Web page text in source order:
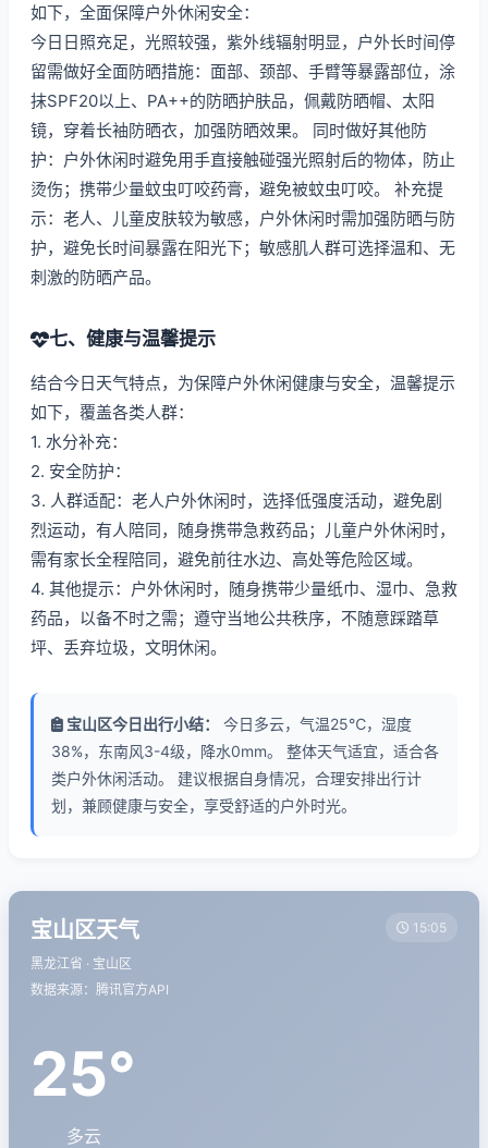
如下，全面保障户外休闲安全：
今日日照充足，光照较强，紫外线辐射明显，户外长时间停
留需做好全面防晒措施：面部、颈部、手臂等暴露部位，涂
抹SPF20以上、PA++的防晒护肤品，佩戴防晒帽、太阳
镜，穿着长袖防晒衣，加强防晒效果。 同时做好其他防
护：户外休闲时避免用手直接触碰强光照射后的物体，防止
烫伤；携带少量蚊虫叮咬药膏，避免被蚊虫叮咬。 补充提
示：老人、儿童皮肤较为敏感，户外休闲时需加强防晒与防
护，避免长时间暴露在阳光下；敏感肌人群可选择温和、无
刺激的防晒产品。
七、健康与温馨提示
结合今日天气特点，为保障户外休闲健康与安全，温馨提示
如下，覆盖各类人群：
1. 水分补充：
2. 安全防护：
3. 人群适配：老人户外休闲时，选择低强度活动，避免剧
烈运动，有人陪同，随身携带急救药品；儿童户外休闲时，
需有家长全程陪同，避免前往水边、高处等危险区域。
4. 其他提示：户外休闲时，随身携带少量纸巾、湿巾、急救
药品，以备不时之需；遵守当地公共秩序，不随意踩踏草
坪、丢弃垃圾，文明休闲。
宝山区今日出行小结：
今日多云，气温25℃，湿度
38%，东南风3-4级，降水0mm。 整体天气适宜，适合各
类户外休闲活动。 建议根据自身情况，合理安排出行计
划，兼顾健康与安全，享受舒适的户外时光。
宝山区天气
黑龙江省 · 宝山区
数据来源：腾讯官方API
15:05
25°
多云